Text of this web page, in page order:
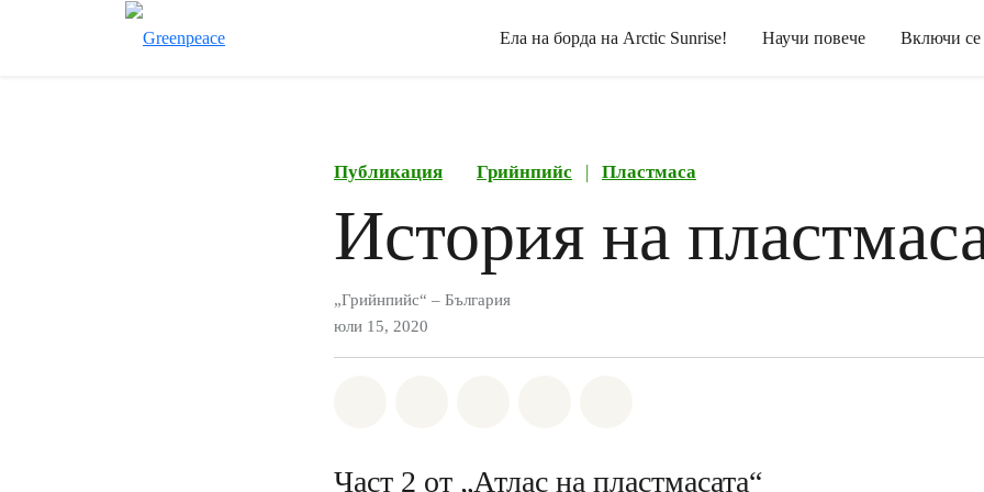
Ела на борда на Arctic Sunrise! Научи повече Включи се
Публикация Грийнпийс | Пластмаса
История на
„Грийнпийс“ – България
юли 15, 2020
Част 2 от „Атлас на пластмасата“